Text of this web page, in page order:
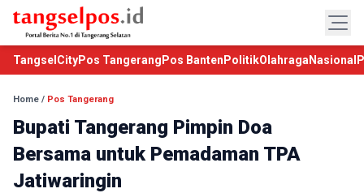
TangselCityPos Tangerang Pos Banten PolitikOlahraga Nasional
Home / Pos Tangerang
Bupati Tangerang Pimpin Doa
Bersama untuk Pemadaman TPA
Jatiwaringin